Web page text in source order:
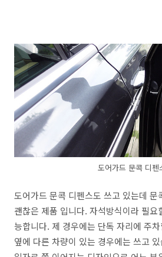
도어가드 문콕 디펜
도어가드 문콕 디펜스도 쓰고 있는데 문
괜찮은 제품 입니다. 자석방식이라 필
능합니다. 제 경우에는 단독 자리에 주
옆에 다른 차량이 있는 경우에는 쓰고